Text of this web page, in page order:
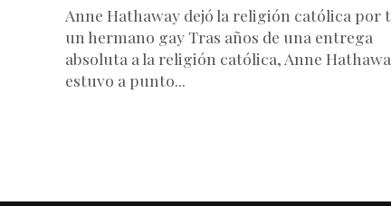
Anne Hathaway dejó la religión católica por
un hermano gay Tras años de una entrega
absoluta a la religión católica, Anne
estuvo a punto...